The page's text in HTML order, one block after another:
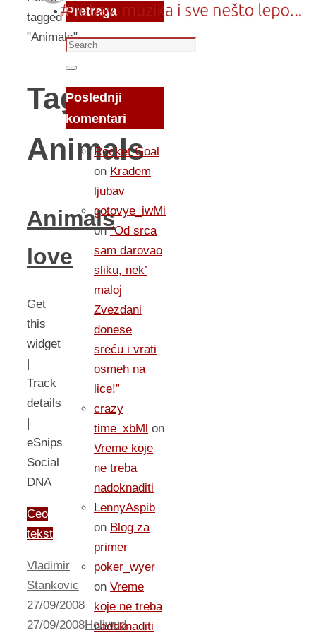
tagged
"Animals"
Tag:
Animals
Animals
love
Get
this
widget
|
Track
details
|
eSnips
Social
DNA
Ceo
tekst
Vladimir
Stankovic
27/09/2008
27/09/2008Holiwud,
Pretraga
Search
for:
Search
Poslednji
komentari
Rocket Goal
on Kradem
ljubav
gotovye_iwMi
on“Od srca
sam darovao
sliku, nek’
maloj
Zvezdani
donese
sreću i vrati
osmeh na
lice!”
crazy
time_xbMl on
Vreme koje
ne treba
nadoknaditi
LennyAspib
on Blog za
primer
poker_wyer
on Vreme
koje ne treba
nadoknaditi